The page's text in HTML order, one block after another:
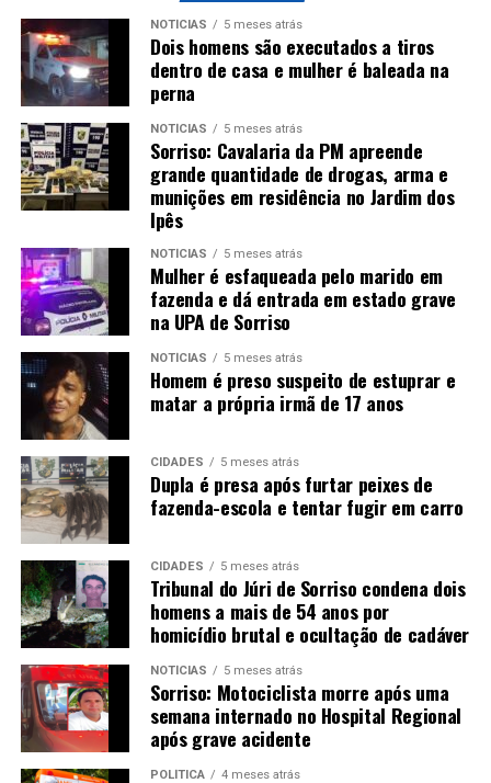
NOTÍCIAS 5 meses atrás
Dois homens são executados a tiros
dentro de casa e mulher é baleada na
perna
NOTÍCIAS 5 meses atrás
Sorriso: Cavalaria da PM apreende
grande quantidade de drogas, arma e
munições em residência no Jardim dos
Ipês
NOTÍCIAS 5 meses atrás
Mulher é esfaqueada pelo marido em
fazenda e dá entrada em estado grave
na UPA de Sorriso
NOTÍCIAS 5 meses atrás
Homem é preso suspeito de estuprar e
matar a própria irmã de 17 anos
CIDADES 5 meses atrás
Dupla é presa após furtar peixes de
fazenda-escola e tentar fugir em carro
CIDADES 5 meses atrás
Tribunal do Júri de Sorriso condena dois
homens a mais de 54 anos por
homicídio brutal e ocultação de cadáver
NOTÍCIAS 5 meses atrás
Sorriso: Motociclista morre após uma
semana internado no Hospital Regional
após grave acidente
POLÍTICA 4 meses atrás